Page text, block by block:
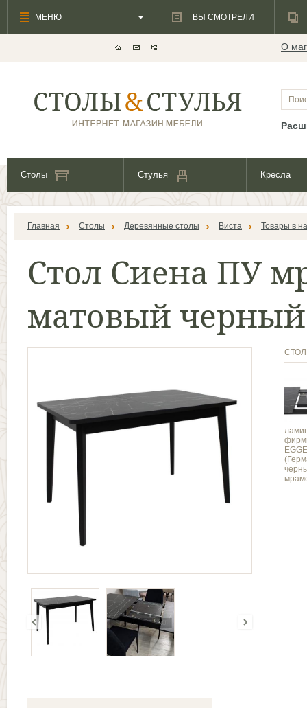
О
Столы Стулья Кресла
Главная Столы Деревянные столы Виста Товары в
Стол Сиена ПУ
матовый черный
МЕНЮ ВЫ СМОТРЕЛИ